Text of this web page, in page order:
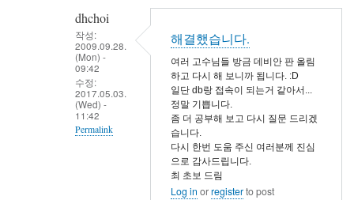
eunchuldhchoi
작성:
2009.09.28.
(Mon) -
09:42
수정:
2017.05.03.
(Wed) -
11:42
Permalink
해결했습니다.
여러 고수님들 방금 데비안 판 올림
하고 다시 해 보니까 됩니다. :D
일단 db랑 접속이 되는거 같아서...
정말 기쁩니다.
좀 더 공부해 보고 다시 질문 드리겠
습니다.
다시 한번 도움 주신 여러분께 진심
으로 감사드립니다.
최 초보 드림
Log in orregisterto post